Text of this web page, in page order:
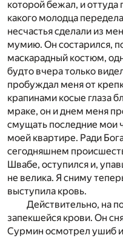
которой бежал, и оттуда
какого молодца
несчастья сделали из
мумию. Он состарился,
маскарадный костюм,
будто вчера только
пробуждал меня от
крапинами косые глаза
мраке, он и днем меня
смущать последние мои
моей квартире. Ради
сегодняшнем
Швабе, оступился и,
не велика. Я сниму
выступила кровь.
Действительно, на
запекшейся крови. Он
Сурмин осмотрел ушиб и